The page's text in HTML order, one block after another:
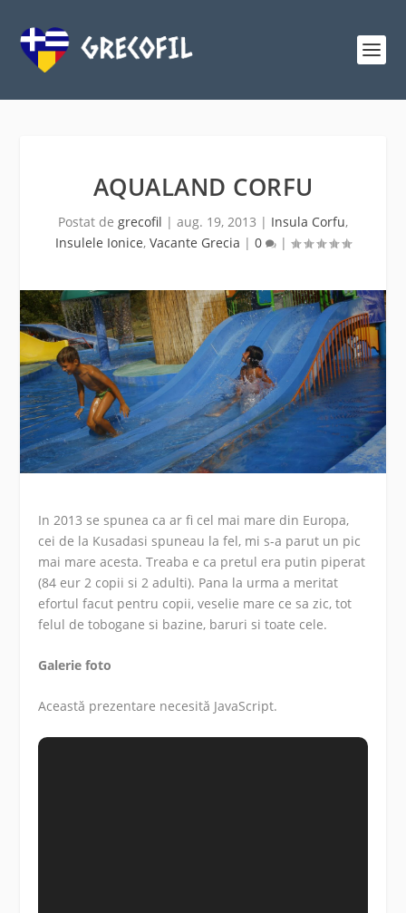
AQUALAND CORFU
Postat de grecofil | aug. 19, 2013 | Insula Corfu,
Insulele Ionice, Vacante Grecia | 0 |
In 2013 se spunea ca ar fi cel mai mare din Europa,
cei de la Kusadasi spuneau la fel, mi s-a parut un pic
mai mare acesta. Treaba e ca pretul era putin piperat
(84 eur 2 copii si 2 adulti). Pana la urma a meritat
efortul facut pentru copii, veselie mare ce sa zic, tot
felul de tobogane si bazine, baruri si toate cele.
Galerie foto
Această prezentare necesită JavaScript.